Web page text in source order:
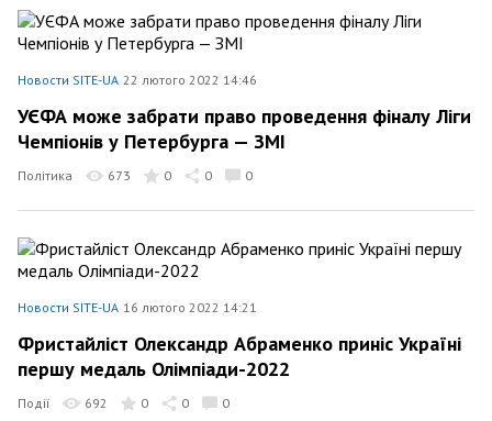
Новости SITE-UA 22 лютого 2022 14:46
УЄФА може забрати право проведення фіналу Ліги
Чемпіонів у Петербурга — ЗМІ
Політика 673 0 0 0
Новости SITE-UA 16 лютого 2022 14:21
Фристайліст Олександр Абраменко приніс Україні
першу медаль Олімпіади-2022
Події 692 0 0 0